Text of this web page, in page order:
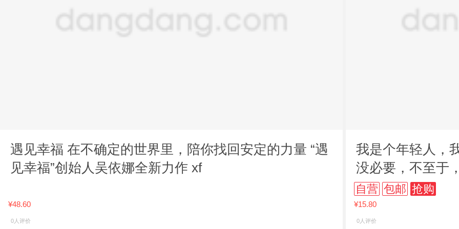
遇见幸福 在不确定的世界里，陪你找回安定的力量 “遇
见幸福”创始人吴依娜全新力作 xf
¥48.60
0人评价
我是个年轻人，
没必要，不至于
自营 包邮 抢购
¥15.80
0人评价